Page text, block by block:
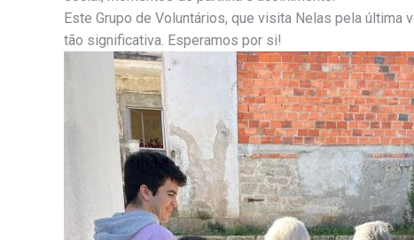
Este Grupo de Voluntários, que visita Nelas pela
tão significativa. Esperamos por si!